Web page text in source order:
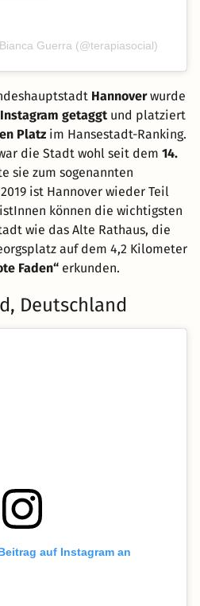
Guerra (@terapiasocial)
Hannoverwurde
Instagram getaggt und platziert
Platz im Hansestadt-Ranking.
die Stadt wohl seit dem 14.
sie zum sogenannten
ist Hannover wieder Teil
können die wichtigsten
wie das Alte Rathaus, die
auf dem 4,2 Kilometer
Faden“ erkunden.
Deutschland
auf Instagram an